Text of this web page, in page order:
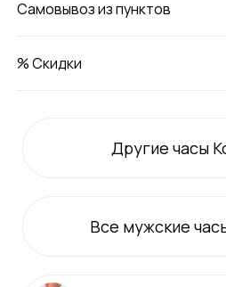
Самовывоз из пунктов
% Скидки
Другие часы
Все мужские